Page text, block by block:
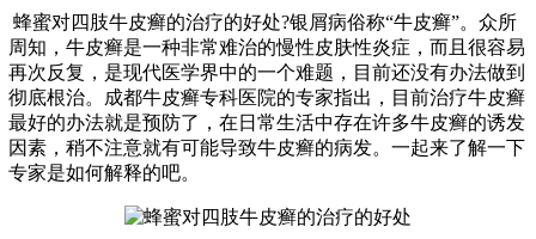
蜂蜜对四肢牛皮癣的治疗的好处?银屑病俗称“牛皮癣”。众所
周知，牛皮癣是一种非常难治的慢性皮肤性炎症，而且很容易
再次反复，是现代医学界中的一个难题，目前还没有办法做到
彻底根治。成都牛皮癣专科医院的专家指出，目前治疗牛皮癣
最好的办法就是预防了，在日常生活中存在许多牛皮癣的诱发
因素，稍不注意就有可能导致牛皮癣的病发。一起来了解一下
专家是如何解释的吧。